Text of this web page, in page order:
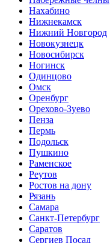
Нахабино
Нижнекамск
Нижний Новгород
Новокузнецк
Новосибирск
Ногинск
Одинцово
Омск
Оренбург
Орехово-Зуево
Пенза
Пермь
Подольск
Пушкино
Раменское
Реутов
Ростов на дону
Рязань
Самара
Санкт-Петербург
Саратов
Сергиев Посад